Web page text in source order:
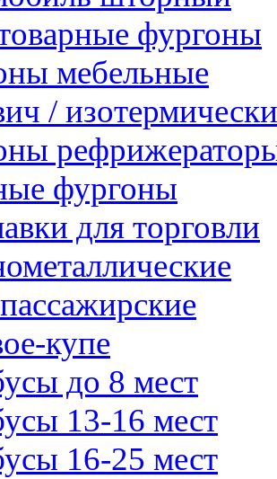
фургоны
мебельные
/
фургоны
для торговли
купе
до 8 мест
13-16 мест
16-25 мест